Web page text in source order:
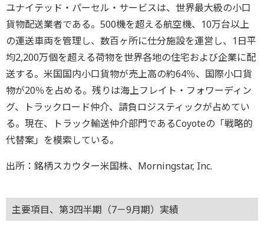
ユナイテッド・パーセル・サービスは、世界最大級の小口
貨物配送業者である。500機を超える航空機、10万台以上
の運送車両を管理し、数百ヶ所に仕分施設を運営し、1日平
均2,200万個を超える荷物を世界各地の住宅および企業に配
送する。米国国内小口貨物が売上高の約64％、国際小口貨
物が20％を占める。残りは海上フレイト・フォワーディン
グ、トラックロード仲介、請負ロジスティックが占めてい
る。現在、トラック輸送仲介部門であるCoyoteの「戦略的
代替案」を模索している。
出所：銘柄スカウター米国株、Morningstar, Inc.
主要項目、第3四半期（7－9月期）実績